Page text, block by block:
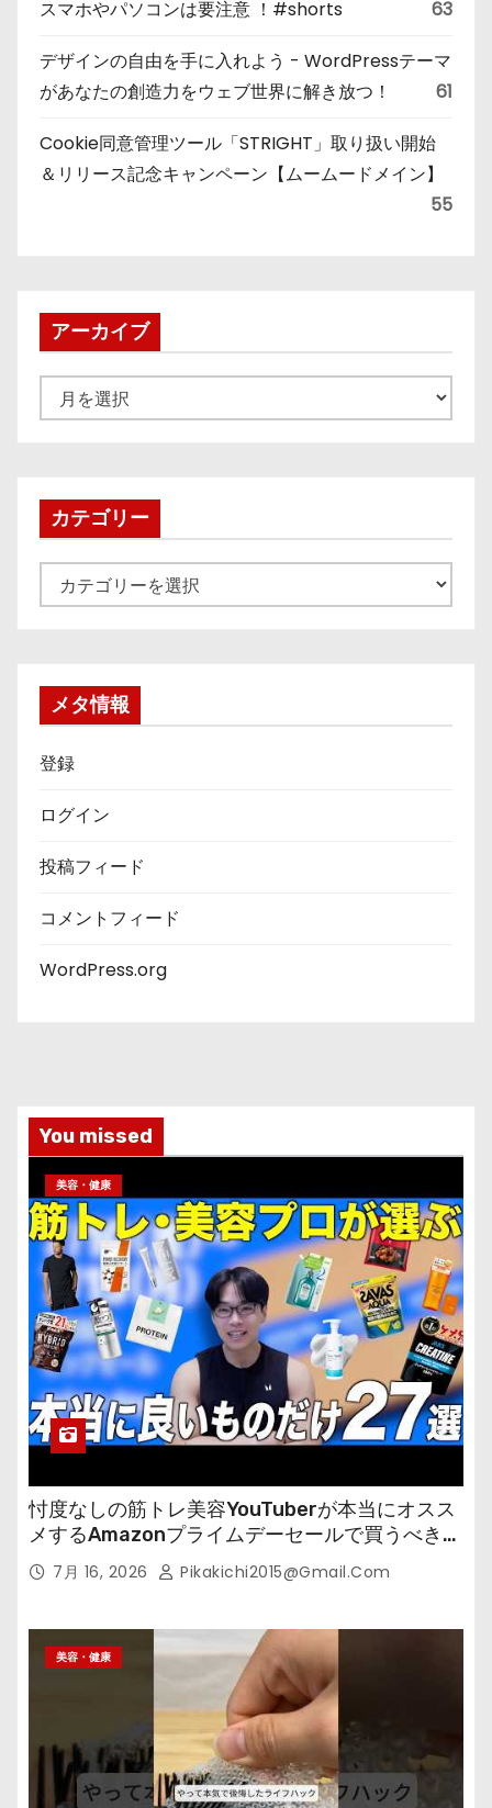
スマホやパソコンは要注意 ！#shorts 63
デザインの自由を手に入れよう - WordPressテーマ
があなたの創造力をウェブ世界に解き放つ！
61
Cookie同意管理ツール「STRIGHT」取り扱い開始
＆リリース記念キャンペーン【ムームードメイン】
55
アーカイブ
ー
ブカテゴリー
テ
メタ情報
登録
ログイン
投稿フィード
コメントフィード
WordPress.org
You missed
美容・健康
忖度なしの筋トレ美容YouTuberが本当にオスス
メするAmazonプライムデーセールで買うべきも
の 7月 16, 2026 Pikakichi2015@gmail.com
美容・健康